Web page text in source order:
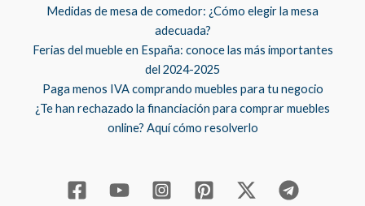
Medidas de mesa de comedor: ¿Cómo elegir la mesa
adecuada?
Ferias del mueble en España: conoce las más importantes
del 2024-2025
Paga menos IVA comprando muebles para tu negocio
¿Te han rechazado la financiación para comprar muebles
online? Aquí cómo resolverlo